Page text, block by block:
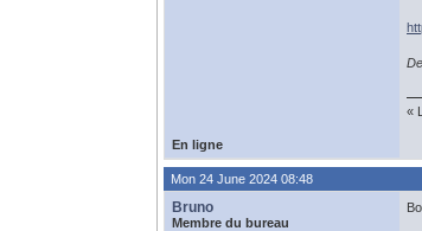
«
En ligne
Mon 24 June 2024 08:48
Bruno
Membre du bureau